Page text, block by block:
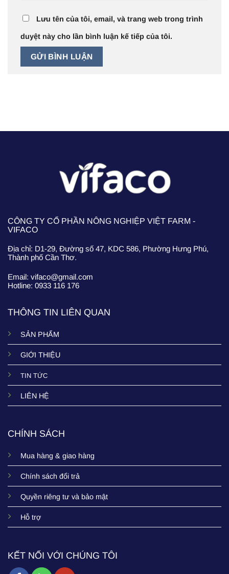
Lưu tên của tôi, email, và trang web trong trình
duyệt này cho lần bình luận kế tiếp của tôi.
CÔNG TY CỔ PHẦN NÔNG NGHIỆP VIỆT FARM -
VIFACO
Địa chỉ: D1-29, Đường số 47, KDC 586, Phường Hưng Phú,
Thành phố Cần Thơ.
Email: vifaco@gmail.com
Hotline: 0933 116 176
THÔNG TIN LIÊN QUAN
SẢN PHẨM
GIỚI THIỆU
TIN TỨC
LIÊN HỆ
CHÍNH SÁCH
Mua hàng & giao hàng
Chính sách đổi trả
Quyền riêng tư và bảo mật
Hỗ trợ
KẾT NỐI VỚI CHÚNG TÔI